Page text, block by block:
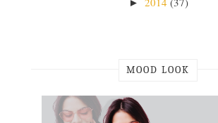
MOOD LOOK